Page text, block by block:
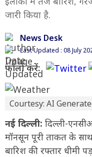
जारी किया है.
News Desk
Last Updated : 08 July
फॉलो करें:
Courtesy: AI
नई दिल्ली: दिल्ली-
मॉनसून पूरी ताकत के
बारिश की रफ्तार